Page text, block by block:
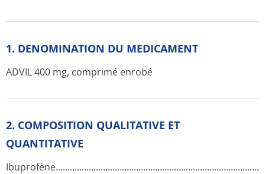
1. DENOMINATION DU MEDICAMENT
ADVIL 400 mg, comprimé enrobé
2. COMPOSITION QUALITATIVE ET
QUANTITATIVE